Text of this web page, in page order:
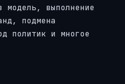
выполнение
подмена
политик и многое